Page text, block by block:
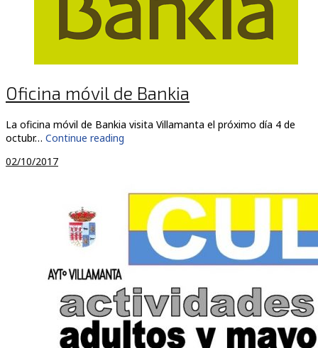
Oficina móvil de Bankia
La oficina móvil de Bankia visita Villamanta el próximo día 4 de
octubr… Continue reading
02/10/2017